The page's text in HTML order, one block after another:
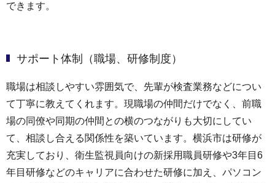
できます。
サポート体制（職場、研修制度）
職場は相談しやすい雰囲気で、先輩が検査業務などについ
て丁寧に教えてくれます。現職場の仲間だけでなく、前職
場の同僚や同期の仲間との横のつながりも大切にしてい
て、相談し合える関係性を築いています。横浜市は研修が
充実しており、衛生監視員向けの新採用職員研修や3年目6
年目研修などのキャリアに合わせた研修に加え、パソコン